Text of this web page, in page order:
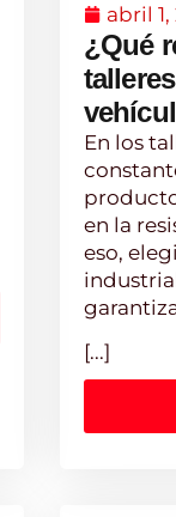
abril
¿Qué
En los
en la
eso,
[...]